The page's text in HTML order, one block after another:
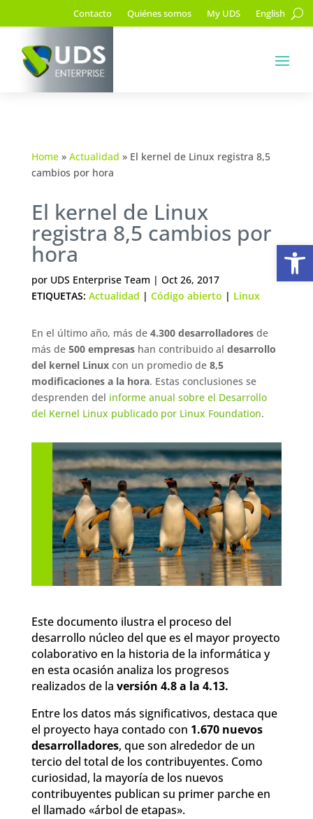
Contacto Quiénes somos My UDS English
Home» Actualidad » El kernel de Linux registra 8,5
cambios por hora
El kernel de Linux
registra 8,5 cambios por
hora
por UDS Enterprise Team | Oct 26, 2017
ETIQUETAS: Actualidad | Código abierto | Linux
En el último año, más de 4.300 desarrolladoresde
más de 500 empresashan contribuido al desarrollo
del kernel Linuxcon un promedio de 8,5
modificaciones a la hora. Estas conclusiones se
desprenden del informe anual sobre el Desarrollo
del Kernel Linux publicado por Linux Foundation.
Este documento ilustra el proceso del
desarrollo núcleo del que es el mayor proyecto
colaborativo en la historia de la informática y
en esta ocasión analiza los progresos
realizados de la versión 4.8 a la 4.13.
Entre los datos más significativos, destaca que
el proyecto haya contado con 1.670 nuevos
desarrolladores, que son alrededor de un
tercio del total de los contribuyentes. Como
curiosidad, la mayoría de los nuevos
contribuyentes publican su primer parche en
el llamado «árbol de etapas».